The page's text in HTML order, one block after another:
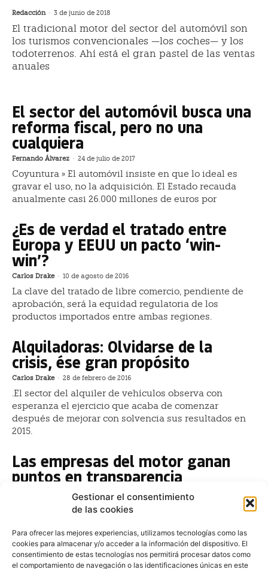
Gestionar el consentimiento
de las cookies
Para ofrecer las mejores experiencias, utilizamos tecnologías como las
cookies para almacenar y/o acceder a la información del dispositivo. El
consentimiento de estas tecnologías nos permitirá procesar datos como
el comportamiento de navegación o las identificaciones únicas en este
Redacción - 3 de junio de 2018
El tradicional motor del sector del automóvil son
los turismos convencionales —los coches— y los
todoterrenos. Ahí está el gran pastel de las ventas
anuales
El sector del automóvil busca una
reforma fiscal, pero no una
cualquiera
Fernando Álvarez - 24 de julio de 2017
Coyuntura » El automóvil insiste en que lo ideal es
gravar el uso, no la adquisición. El Estado recauda
anualmente casi 26.000 millones de euros por
¿Es de verdad el tratado entre
Europa y EEUU un pacto ‘win-
win’?
Carlos Drake - 10 de agosto de 2016
La clave del tratado de libre comercio, pendiente de
aprobación, será la equidad regulatoria de los
productos importados entre ambas regiones.
Alquiladoras: Olvidarse de la
crisis, ése gran propósito
Carlos Drake - 28 de febrero de 2016
.El sector del alquiler de vehículos observa con
esperanza el ejercicio que acaba de comenzar
después de mejorar con solvencia sus resultados en
2015.
Las empresas del motor ganan
puntos en transparencia
14 de noviembre de 2015
En España no existe obligación para una compañía,
determinados el balance de cuentas económicas
anual